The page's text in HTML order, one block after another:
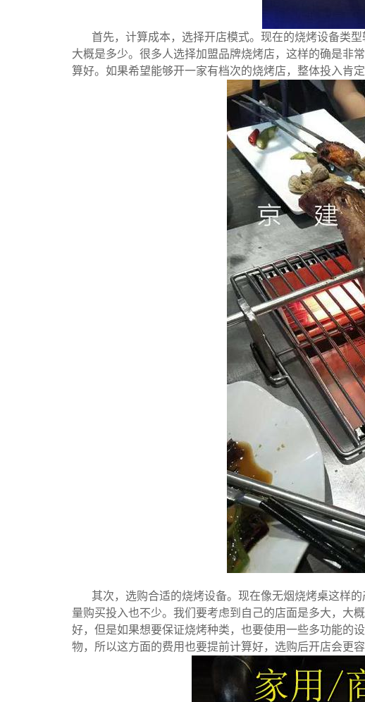
首先，计算成本，选择开店模式。现在的烧烤设备类
大概是多少。很多人选择加盟品牌烧烤店，这样的确是非
算好。如果希望能够开一家有档次的烧烤店，整体投入肯
其次，选购合适的烧烤设备。现在像无烟烧烤桌这样
量购买投入也不少。我们要考虑到自己的店面是多大，大
好，但是如果想要保证烧烤种类，也要使用一些多功能的
物，所以这方面的费用也要提前计算好，选购后开店会更容